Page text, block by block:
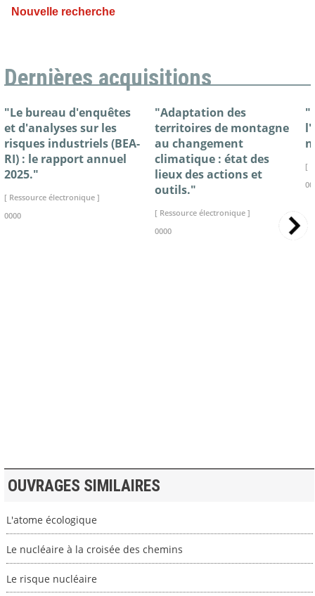
Nouvelle recherche
Dernières acquisitions
"Le bureau d'enquêtes
et d'analyses sur les
risques industriels (BEA-
RI) : le rapport annuel
2025."
[ Ressource électronique ]
0000
"Adaptation des
territoires de montagne
au changement
climatique : état des
lieux des actions et
outils."
[ Ressource électronique ]
0000
[
OUVRAGES SIMILAIRES
L'atome écologique
Le nucléaire à la croisée des chemins
Le risque nucléaire